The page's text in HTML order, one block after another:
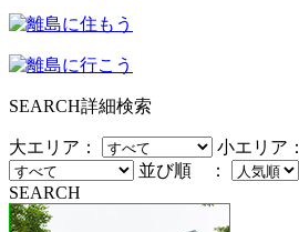
SEARCH詳細検索
大エリア： 小エリア：
並び順 ：
SEARCH